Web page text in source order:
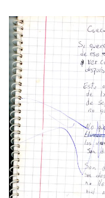
Historial
Contacto